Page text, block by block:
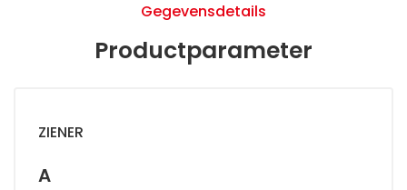
Gegevensdetails
Productparameter
ZIENER
A